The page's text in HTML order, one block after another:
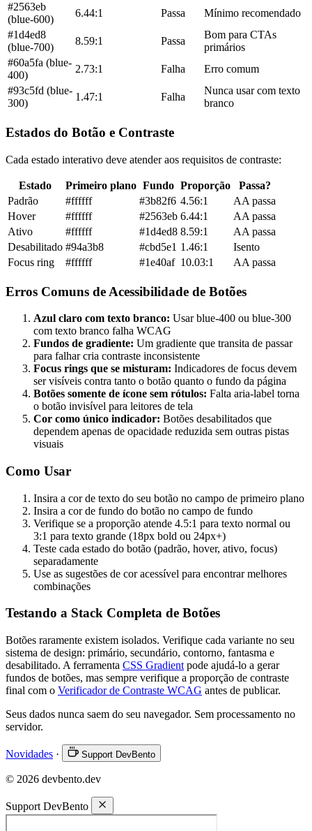
#2563eb
(blue-600)
6.44:1 Passa
Mínimo recomendado
#1d4ed8
(blue-700)
8.59:1 Passa
Bom para CTAs
primários
#60a5fa (blue-
400)
2.73:1 Falha
Erro comum
#93c5fd (blue-
300)
1.47:1 Falha
Nunca usar com texto
branco
Estados do Botão e Contraste
Cada estado interativo deve atender aos requisitos de contraste:
Estado Primeiro plano Fundo Proporção
Passa?
Padrão
#ffffff #3b82f6 4.56:1
AA passa
Hover
#ffffff #2563eb 6.44:1
AA passa
Ativo
#ffffff #1d4ed8 8.59:1
AA passa
Desabilitado #94a3b8 #cbd5e1 1.46:1
Isento
Focus ring
#ffffff #1e40af 10.03:1 AA passa
Erros Comuns de Acessibilidade de Botões
Azul claro com texto branco: Usar blue-400 ou blue-300
com texto branco falha WCAG
Fundos de gradiente: Um gradiente que transita de passar
para falhar cria contraste inconsistente
Focus rings que se misturam: Indicadores de focus devem
ser visíveis contra tanto o botão quanto o fundo da página
Botões somente de ícone sem rótulos: Falta aria-label torna
o botão invisível para leitores de tela
Cor como único indicador: Botões desabilitados que
dependem apenas de opacidade reduzida sem outras pistas
visuais
Como Usar
Insira a cor de texto do seu botão no campo de primeiro plano
Insira a cor de fundo do botão no campo de fundo
Verifique se a proporção atende 4.5:1 para texto normal ou
3:1 para texto grande (18px bold ou 24px+)
Teste cada estado do botão (padrão, hover, ativo, focus)
separadamente
Use as sugestões de cor acessível para encontrar melhores
combinações
Testando a Stack Completa de Botões
Botões raramente existem isolados. Verifique cada variante no seu
sistema de design: primário, secundário, contorno, fantasma e
desabilitado. A ferramenta CSS Gradient pode ajudá-lo a gerar
fundos de botões, mas sempre verifique a proporção de contraste
final com o Verificador de Contraste WCAG antes de publicar.
Seus dados nunca saem do seu navegador. Sem processamento no
servidor.
Novidades · Support DevBento
© 2026 devbento.dev
Support DevBento